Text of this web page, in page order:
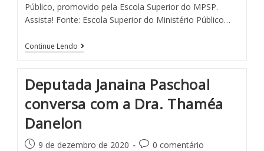
Público, promovido pela Escola Superior do MPSP.
Assista! Fonte: Escola Superior do Ministério Público…
Continue Lendo
Deputada Janaina Paschoal
conversa com a Dra. Thaméa
Danelon
9 de dezembro de 2020 0 comentário